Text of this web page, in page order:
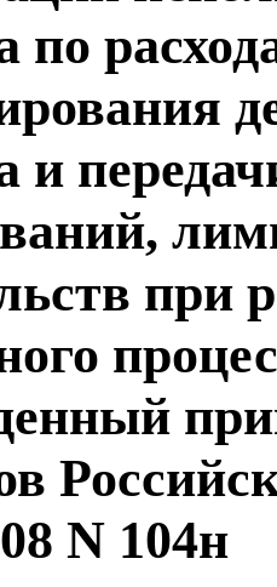
по
и
при
N 104н